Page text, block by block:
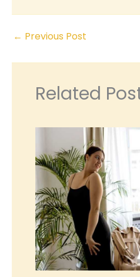
← Previous Post
Related